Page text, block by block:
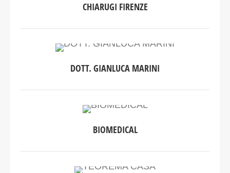
CHIARUGI FIRENZE
DOTT. GIANLUCA MARINI
BIOMEDICAL